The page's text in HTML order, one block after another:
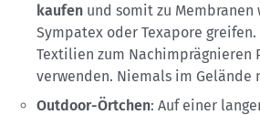
kaufen und somit zu Membranen
Sympatex oder Texapore
Textilien zum Nachimprägnieren
verwenden. Niemals im Gelände
Outdoor-Örtchen: Auf einer